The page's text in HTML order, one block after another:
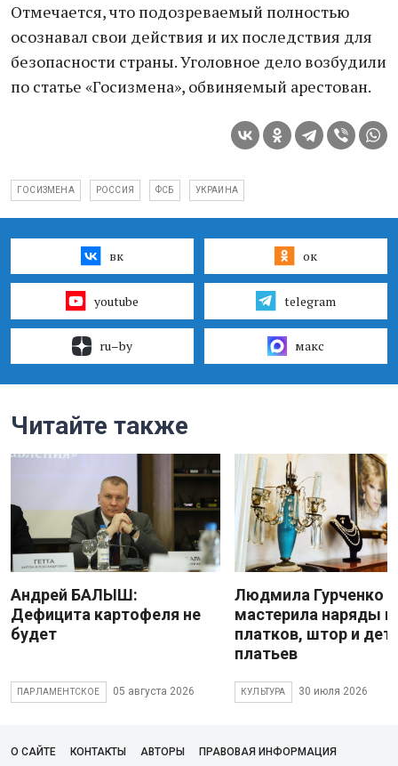
Отмечается, что подозреваемый полностью
осознавал свои действия и их последствия для
безопасности страны. Уголовное дело возбудили
по статье «Госизмена», обвиняемый арестован.
ГОСИЗМЕНА РОССИЯ ФСБ УКРАИНА
вк ок
youtube telegram
ru–by макс
Читайте также
Андрей БАЛЫШ:
Дефицита картофеля не
будет
ПАРЛАМЕНТСКОЕ 05 августа 2026
Людмила Гурченко
мастерила наряды
платков, штор и
платьев
КУЛЬТУРА 30 июля 2026
О САЙТЕ КОНТАКТЫ АВТОРЫ ПРАВОВАЯ ИНФОРМАЦИЯ